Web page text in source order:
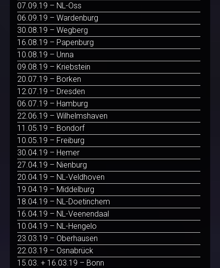
07.09.19 – NL-Oss
06.09.19 – Wardenburg
30.08.19 – Wegberg
16.08.19 – Papenburg
10.08.19 – Unna
09.08.19 – Kriebstein
20.07.19 – Borken
12.07.19 – Dresden
06.07.19 – Hamburg
22.06.19 – Wilhelmshaven
11.05.19 – Bondorf
10.05.19 – Freiburg
30.04.19 – Hemer
27.04.19 – Nienburg
20.04.19 – NL-Veldhoven
19.04.19 – Middelburg
18.04.19 – NL-Doetinchem
16.04.19 – NL-Veenendaal
10.04.19 – NL-Hengelo
23.03.19 – Oberhausen
22.03.19 – Osnabrück
15.03. + 16.03.19 – Bonn